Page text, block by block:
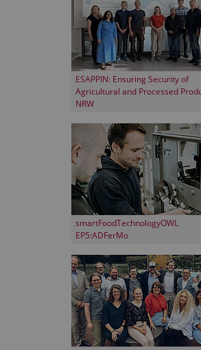
ESAPPIN: Ensuring Security of
Agricultural and Processed
NRW
smartFoodTechnologyOWL
EP5:ADFerMo